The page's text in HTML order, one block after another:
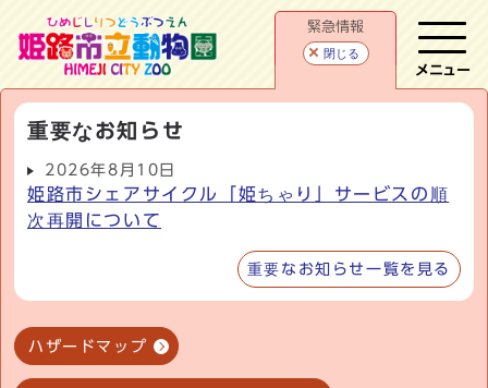
緊急情報
閉じる
重要なお知らせ
2026年8月10日
姫路市シェアサイクル「姫ちゃり」サービスの順
次再開について
重要なお知らせ一覧を見る
ハザードマップ
メニュー